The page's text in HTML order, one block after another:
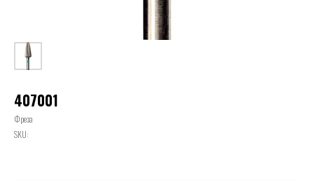
407001
Фреза
SKU: